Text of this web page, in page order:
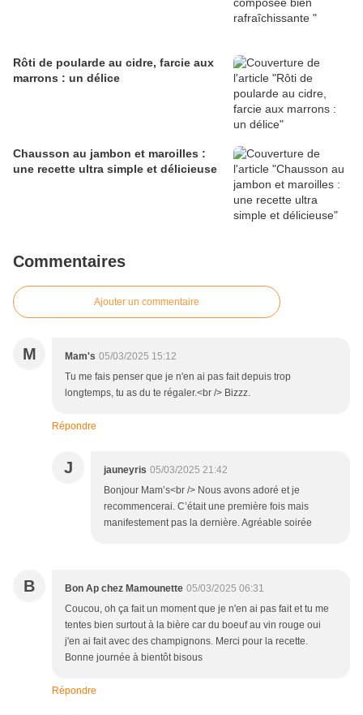
Rôti de poularde au cidre, farcie aux
marrons : un délice
Chausson au jambon et maroilles :
une recette ultra simple et délicieuse
Commentaires
Ajouter un commentaire
M Mam's 05/03/2025 15:12
Tu me fais penser que je n'en ai pas fait depuis trop
longtemps, tu as du te régaler.<br /> Bizzz.
Répondre
J jauneyris 05/03/2025 21:42
Bonjour Mam’s<br /> Nous avons adoré et je
recommencerai. C’était une première fois mais
manifestement pas la dernière. Agréable soirée
B Bon Ap chez Mamounette 05/03/2025 06:31
Coucou, oh ça fait un moment que je n'en ai pas fait et tu me
tentes bien surtout à la bière car du boeuf au vin rouge oui
j'en ai fait avec des champignons. Merci pour la recette.
Bonne journée à bientôt bisous
Répondre